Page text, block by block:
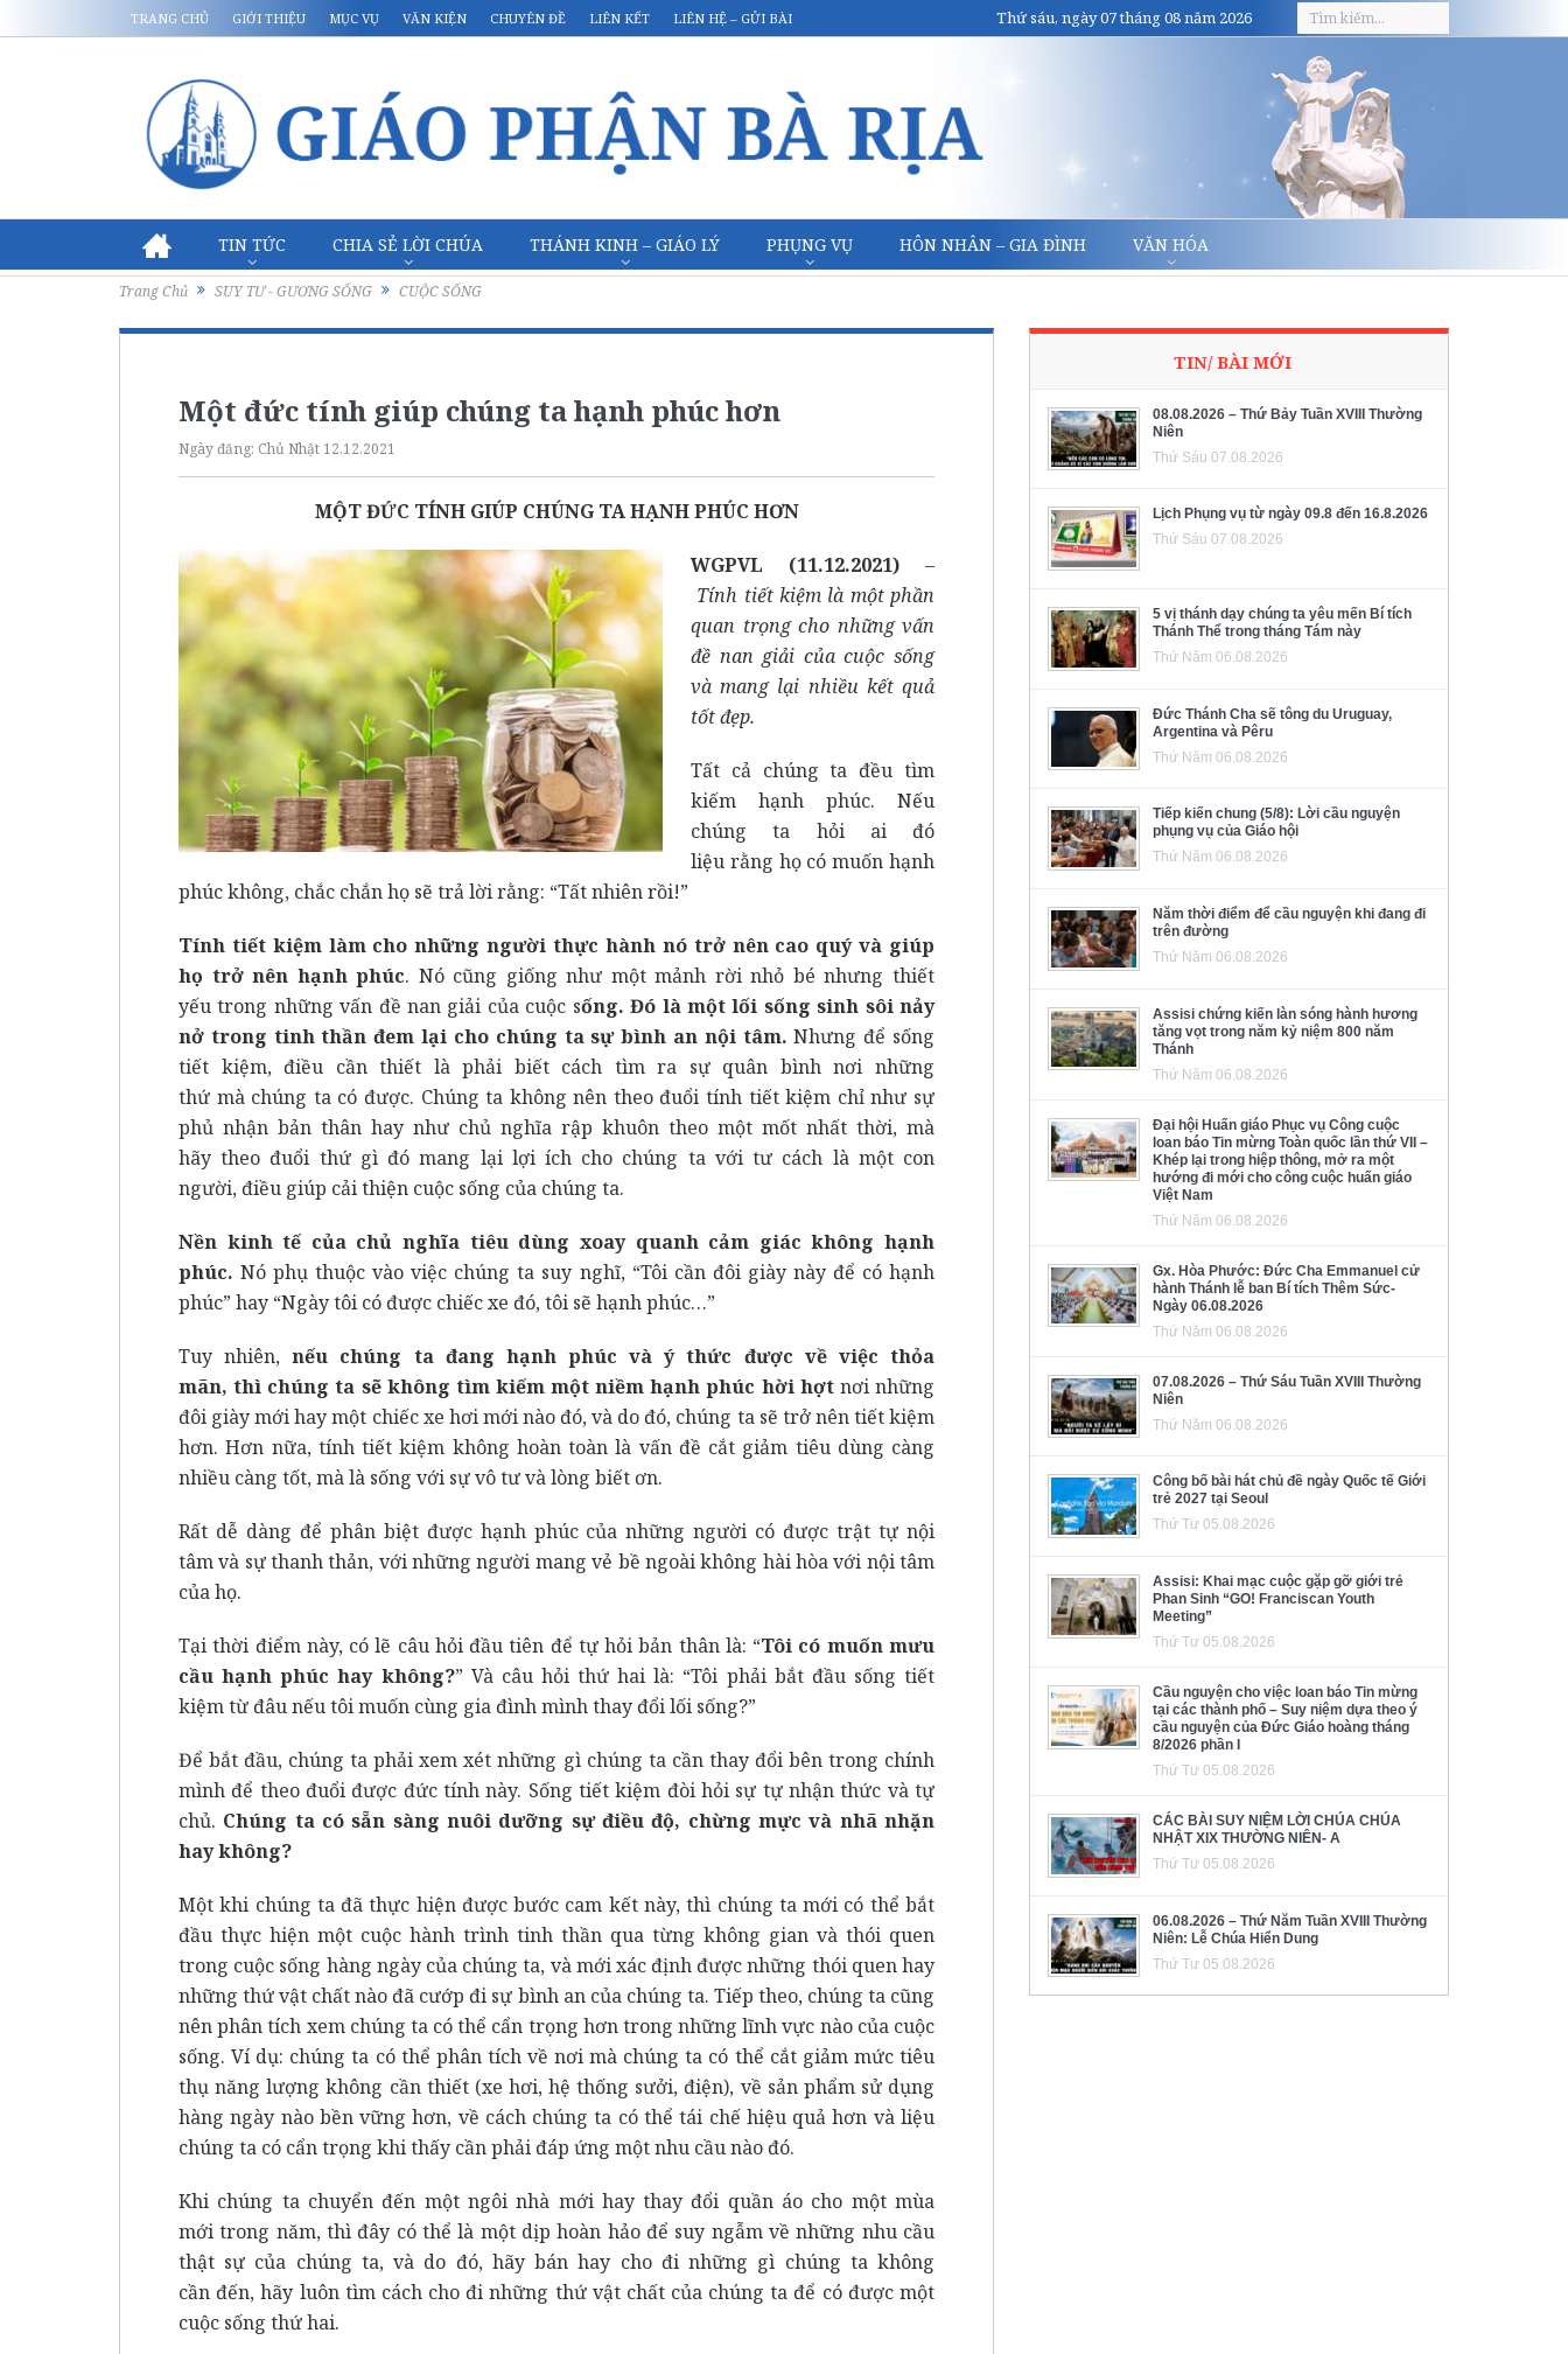
TRANG CHỦ GIỚI THIỆU MỤC VỤ VĂN KIỆN CHUYÊN ĐỀ LIÊN KẾT LIÊN HỆ – GỬI BÀI Thứ sáu, ngày 07 tháng 08 năm 2026
TIN TỨC CHIA SẺ LỜI CHÚA THÁNH KINH – GIÁO LÝ PHỤNG VỤ HÔN NHÂN – GIA ĐÌNH VĂN HÓA
Trang Chủ SUY TƯ - GƯƠNG SỐNG CUỘC SỐNG
Một đức tính giúp chúng ta hạnh phúc hơn
Ngày đăng: Chủ Nhật 12.12.2021
MỘT ĐỨC TÍNH GIÚP CHÚNG TA HẠNH PHÚC HƠN
WGPVL (11.12.2021) –
Tính tiết kiệm là một phần
quan trọng cho những vấn
đề nan giải của cuộc sống
và mang lại nhiều kết quả
tốt đẹp.
Tất cả chúng ta đều tìm
kiếm hạnh phúc. Nếu
chúng ta hỏi ai đó
liệu rằng họ có muốn hạnh
phúc không, chắc chắn họ sẽ trả lời rằng: “Tất nhiên rồi!”
Tính tiết kiệm làm cho những người thực hành nó trở nên cao quý và giúp
họ trở nên hạnh phúc. Nó cũng giống như một mảnh rời nhỏ bé nhưng thiết
yếu trong những vấn đề nan giải của cuộc sống. Đó là một lối sống sinh sôi nảy
nở trong tinh thần đem lại cho chúng ta sự bình an nội tâm. Nhưng để sống
tiết kiệm, điều cần thiết là phải biết cách tìm ra sự quân bình nơi những
thứ mà chúng ta có được. Chúng ta không nên theo đuổi tính tiết kiệm chỉ như sự
phủ nhận bản thân hay như chủ nghĩa rập khuôn theo một mốt nhất thời, mà
hãy theo đuổi thứ gì đó mang lại lợi ích cho chúng ta với tư cách là một con
người, điều giúp cải thiện cuộc sống của chúng ta.
Nền kinh tế của chủ nghĩa tiêu dùng xoay quanh cảm giác không hạnh
phúc. Nó phụ thuộc vào việc chúng ta suy nghĩ, “Tôi cần đôi giày này để có hạnh
phúc” hay “Ngày tôi có được chiếc xe đó, tôi sẽ hạnh phúc…”
Tuy nhiên,nếu chúng ta đang hạnh phúc và ý thức được về việc thỏa
mãn, thì chúng ta sẽ không tìm kiếm một niềm hạnh phúc hời hợt nơi những
đôi giày mới hay một chiếc xe hơi mới nào đó, và do đó, chúng ta sẽ trở nên tiết kiệm
hơn. Hơn nữa, tính tiết kiệm không hoàn toàn là vấn đề cắt giảm tiêu dùng càng
nhiều càng tốt, mà là sống với sự vô tư và lòng biết ơn.
Rất dễ dàng để phân biệt được hạnh phúc của những người có được trật tự nội
tâm và sự thanh thản, với những người mang vẻ bề ngoài không hài hòa với nội tâm
của họ.
Tại thời điểm này, có lẽ câu hỏi đầu tiên để tự hỏi bản thân là: “Tôi có muốn mưu
cầu hạnh phúc hay không?” Và câu hỏi thứ hai là: “Tôi phải bắt đầu sống tiết
kiệm từ đâu nếu tôi muốn cùng gia đình mình thay đổi lối sống?”
Để bắt đầu, chúng ta phải xem xét những gì chúng ta cần thay đổi bên trong chính
mình để theo đuổi được đức tính này. Sống tiết kiệm đòi hỏi sự tự nhận thức và tự
chủ. Chúng ta có sẵn sàng nuôi dưỡng sự điều độ, chừng mực và nhã nhặn
hay không?
Một khi chúng ta đã thực hiện được bước cam kết này, thì chúng ta mới có thể bắt
đầu thực hiện một cuộc hành trình tinh thần qua từng không gian và thói quen
trong cuộc sống hàng ngày của chúng ta, và mới xác định được những thói quen hay
những thứ vật chất nào đã cướp đi sự bình an của chúng ta. Tiếp theo, chúng ta cũng
nên phân tích xem chúng ta có thể cẩn trọng hơn trong những lĩnh vực nào của cuộc
sống. Ví dụ: chúng ta có thể phân tích về nơi mà chúng ta có thể cắt giảm mức tiêu
thụ năng lượng không cần thiết (xe hơi, hệ thống sưởi, điện), về sản phẩm sử dụng
hàng ngày nào bền vững hơn, về cách chúng ta có thể tái chế hiệu quả hơn và liệu
chúng ta có cẩn trọng khi thấy cần phải đáp ứng một nhu cầu nào đó.
Khi chúng ta chuyển đến một ngôi nhà mới hay thay đổi quần áo cho một mùa
mới trong năm, thì đây có thể là một dịp hoàn hảo để suy ngẫm về những nhu cầu
thật sự của chúng ta, và do đó, hãy bán hay cho đi những gì chúng ta không
cần đến, hãy luôn tìm cách cho đi những thứ vật chất của chúng ta để có được một
cuộc sống thứ hai.
TIN/ BÀI MỚI
08.08.2026 – Thứ Bảy Tuần XVIII Thường
Niên
Thứ Sáu 07.08.2026
Lịch Phụng vụ từ ngày 09.8 đến 16.8.2026
Thứ Sáu 07.08.2026
5 vị thánh dạy chúng ta yêu mến Bí tích
Thánh Thể trong tháng Tám này
Thứ Năm 06.08.2026
Đức Thánh Cha sẽ tông du Uruguay,
Argentina và Pêru
Thứ Năm 06.08.2026
Tiếp kiến chung (5/8): Lời cầu nguyện
phụng vụ của Giáo hội
Thứ Năm 06.08.2026
Năm thời điểm để cầu nguyện khi đang đi
trên đường
Thứ Năm 06.08.2026
Assisi chứng kiến làn sóng hành hương
tăng vọt trong năm kỷ niệm 800 năm
Thánh
Thứ Năm 06.08.2026
Đại hội Huấn giáo Phục vụ Công cuộc
loan báo Tin mừng Toàn quốc lần thứ VII –
Khép lại trong hiệp thông, mở ra một
hướng đi mới cho công cuộc huấn giáo
Việt Nam
Thứ Năm 06.08.2026
Gx. Hòa Phước: Đức Cha Emmanuel cử
hành Thánh lễ ban Bí tích Thêm Sức-
Ngày 06.08.2026
Thứ Năm 06.08.2026
07.08.2026 – Thứ Sáu Tuần XVIII Thường
Niên
Thứ Năm 06.08.2026
Công bố bài hát chủ đề ngày Quốc tế Giới
trẻ 2027 tại Seoul
Thứ Tư 05.08.2026
Assisi: Khai mạc cuộc gặp gỡ giới trẻ
Phan Sinh “GO! Franciscan Youth
Meeting”
Thứ Tư 05.08.2026
Cầu nguyện cho việc loan báo Tin mừng
tại các thành phố – Suy niệm dựa theo ý
cầu nguyện của Đức Giáo hoàng tháng
8/2026 phần I
Thứ Tư 05.08.2026
CÁC BÀI SUY NIỆM LỜI CHÚA CHÚA
NHẬT XIX THƯỜNG NIÊN- A
Thứ Tư 05.08.2026
06.08.2026 – Thứ Năm Tuần XVIII Thường
Niên: Lễ Chúa Hiển Dung
Thứ Tư 05.08.2026